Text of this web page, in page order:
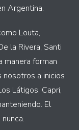
Argentina.
Louta,
la Rivera, Santi
manera forman
nosotros a inicios
Látigos, Capri,
El